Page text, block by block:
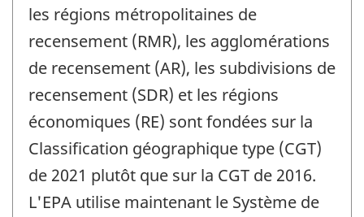
les régions métropolitaines de
recensement (RMR), les agglomérations
de recensement (AR), les subdivisions de
recensement (SDR) et les régions
économiques (RE) sont fondées sur la
Classification géographique type (CGT)
de 2021 plutôt que sur la CGT de 2016.
L'EPA utilise maintenant le Système de